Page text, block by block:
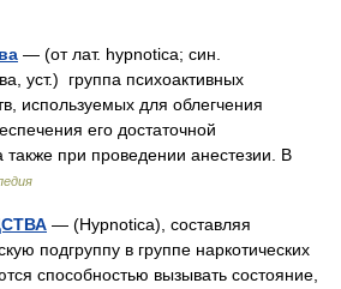
— (от лат. hypnotica; син.
уст.) группа психоактивных
используемых для облегчения
его достаточной
также при проведении анестезии. В
— (Hypnotica), составляя
подгруппу в группе наркотических
способностью вызывать состояние,